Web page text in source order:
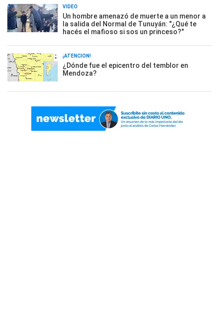
VIDEO
Un hombre amenazó de muerte a un menor a
la salida del Normal de Tunuyán: "¿Qué te
hacés el mafioso si sos un princeso?"
¡ATENCIÓN!
¿Dónde fue el epicentro del temblor en
Mendoza?